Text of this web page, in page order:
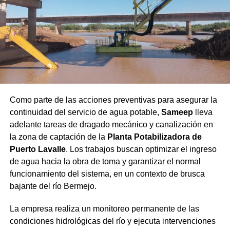
variantes 0.0% ganaron terreno entre consumidores
que buscan balancear hidratación o conducir sin
riesgos sin abandonar el ritual social.
Mapeo de maridajes: La cerveza amplió su
presencia en la gastronomía formal, combinándose
con carnes a las brasas, pastas e incluso postres.
Canales de compra directos: Las plataformas de
envío a domicilio registraron subas constantes en
la demanda, especialmente durante eventos
deportivos de gran escala.
Secretos para servirla y
conservar la calidad
Especialistas del sector señalan que la forma de servido
molestias digestivas. La presencia de dos dedos de
espuma es obligatoria para proteger la bebida del
Como parte de las acciones preventivas para asegurar la
continuidad del servicio de agua potable, Sameeplleva
adelante tareas de dragado mecánico y canalización en
la zona de captación de la Planta Potabilizadora de
Puerto Lavalle. Los trabajos buscan optimizar el ingreso
de agua hacia la obra de toma y garantizar el normal
funcionamiento del sistema, en un contexto de brusca
bajante del río Bermejo.
La empresa realiza un monitoreo permanente de las
condiciones hidrológicas del río y ejecuta intervenciones